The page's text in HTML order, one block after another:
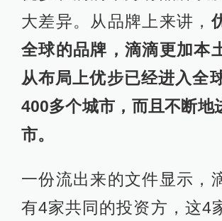
大差异。从品牌上来讲，
全球的品牌，滴滴更加本
从布局上优步已经进入全
400多个城市，而且不断地
市。
一份流出来的文件显示，
有4家共同的投资方，这4